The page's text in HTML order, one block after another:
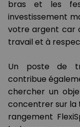
bras et les
investissement
votre argent car
travail et à
Un poste de
contribue
chercher un
concentrer sur la
rangement